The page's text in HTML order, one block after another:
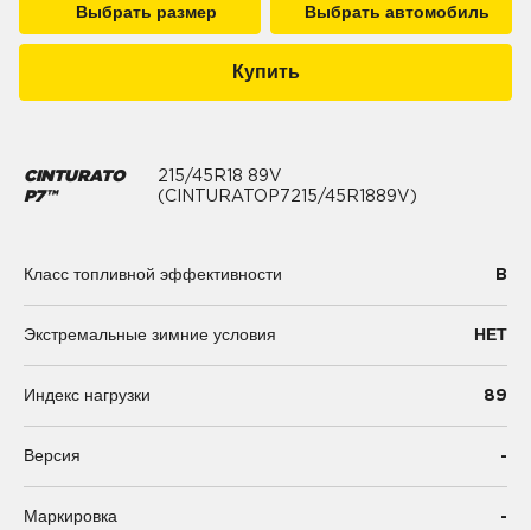
Выбрать размер Выбрать автомобиль
Купить
CINTURATO
P7™
215/45R18 89V
(CINTURATOP7215/45R1889V)
Класс топливной эффективности B
Экстремальные зимние условия НЕТ
Индекс нагрузки 89
Версия -
Маркировка -